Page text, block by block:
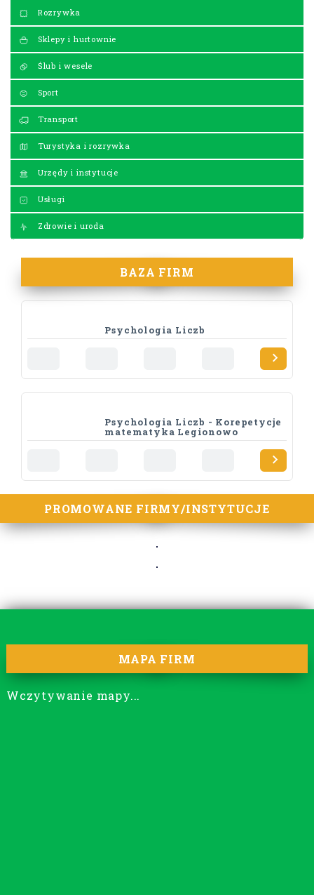
Rozrywka
Sklepy i hurtownie
Ślub i wesele
Sport
Transport
Turystyka i rozrywka
Urzędy i instytucje
Usługi
Zdrowie i uroda
BAZA FIRM
Psychologia Liczb
Psychologia Liczb - Korepetycje
matematyka Legionowo
PROMOWANE FIRMY/INSTYTUCJE
MAPA FIRM
Wczytywanie mapy...